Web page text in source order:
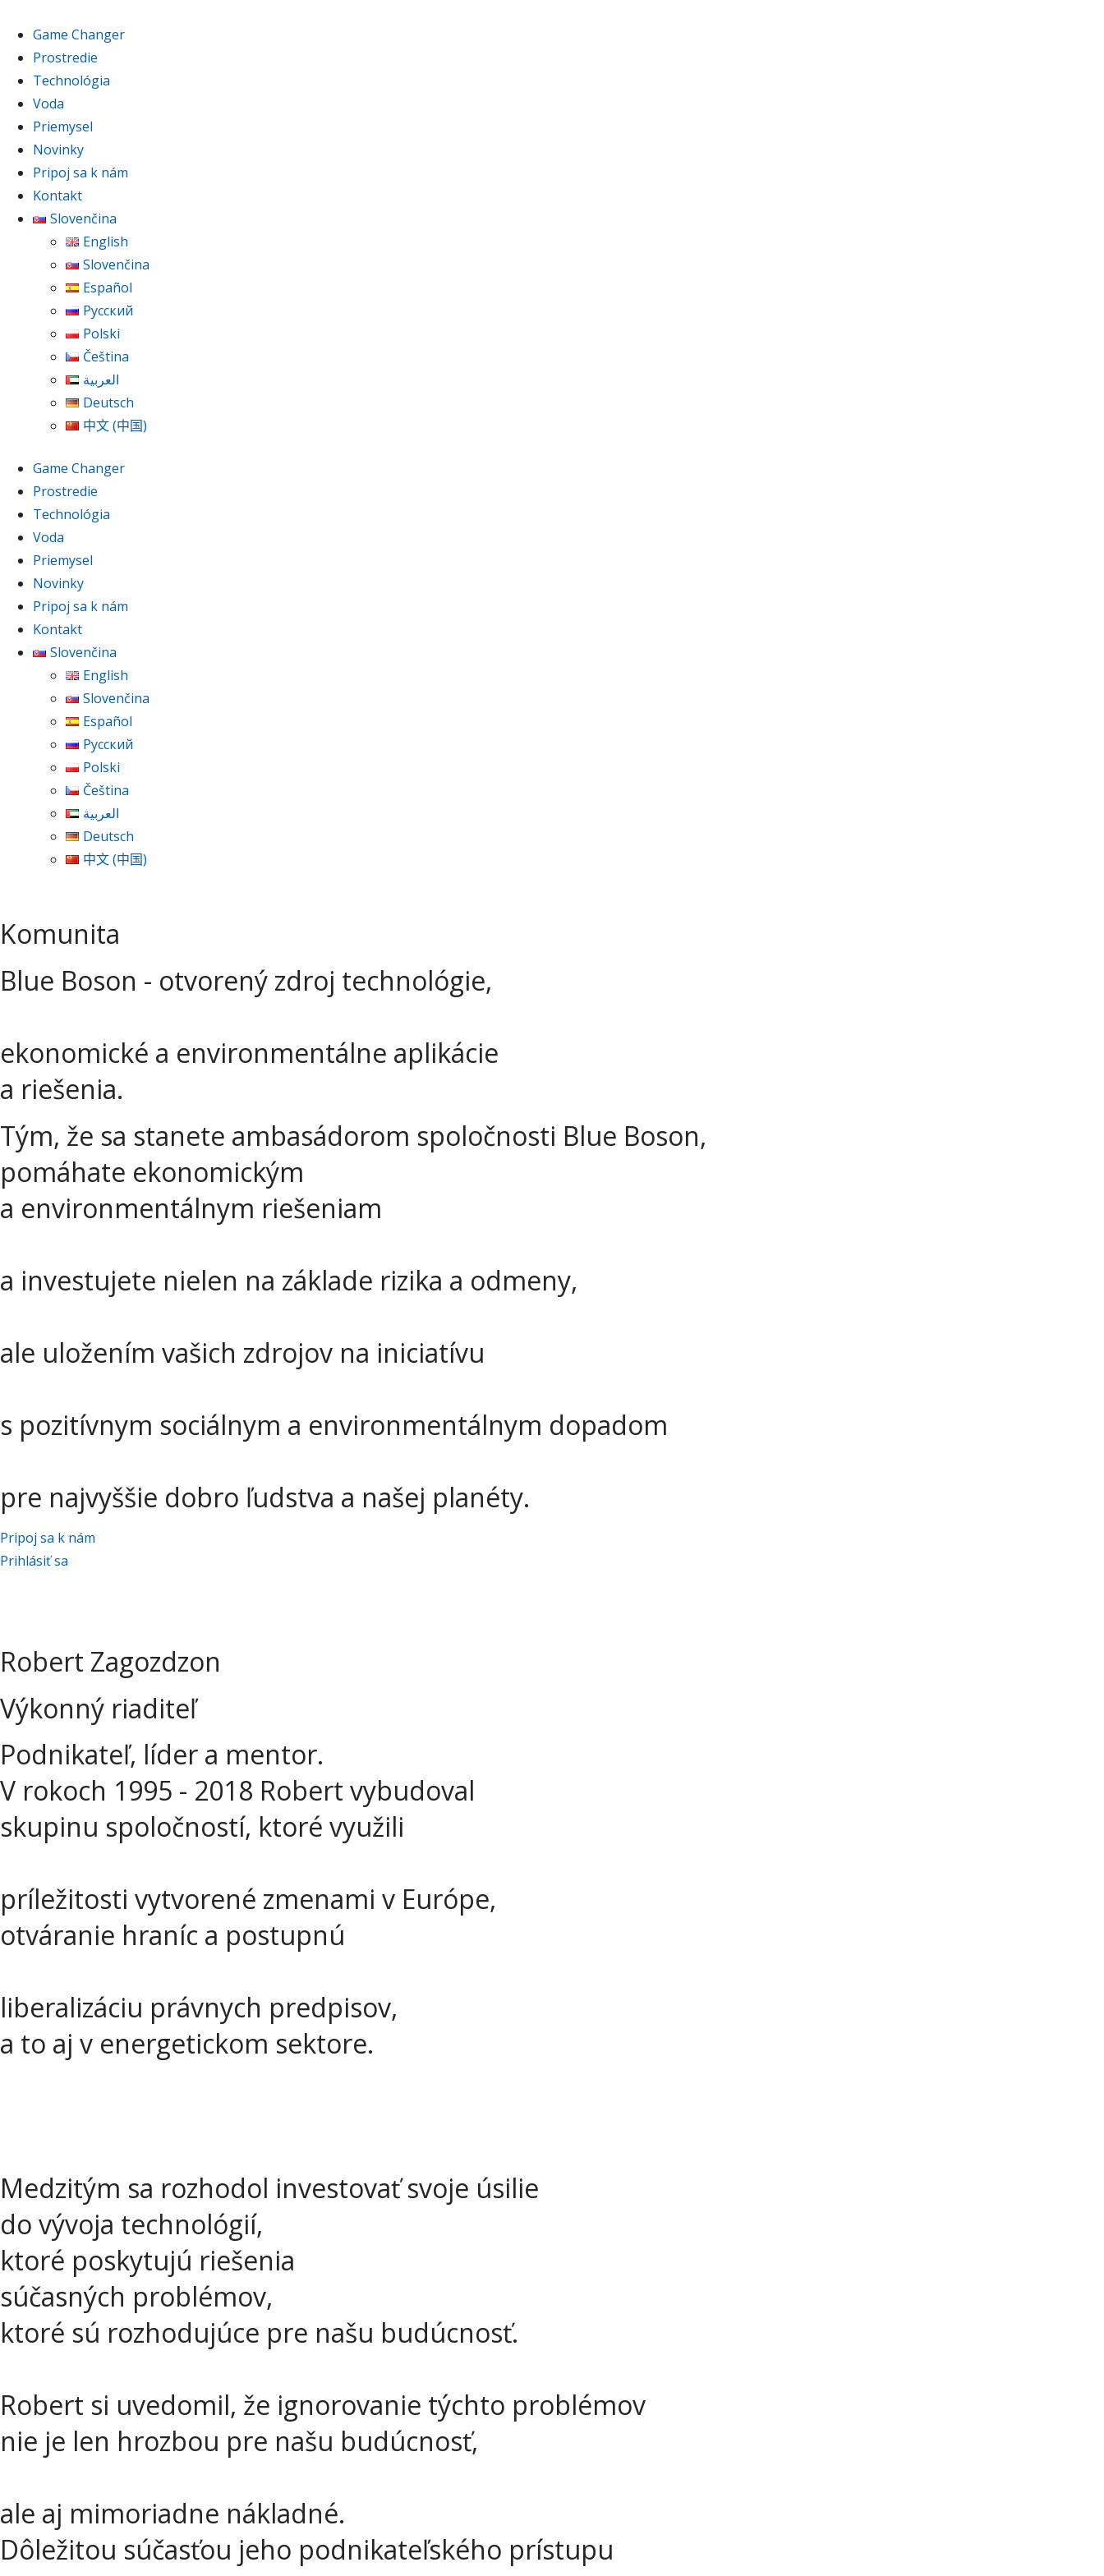
Game Changer
Prostredie
Technológia
Voda
Priemysel
Novinky
Pripoj sa k nám
Kontakt
Slovenčina
English
Slovenčina
Español
Русский
Polski
Čeština
العربية
Deutsch
中文 (中国)
Game Changer
Prostredie
Technológia
Voda
Priemysel
Novinky
Pripoj sa k nám
Kontakt
Slovenčina
English
Slovenčina
Español
Русский
Polski
Čeština
العربية
Deutsch
中文 (中国)
Komunita
Blue Boson - otvorený zdroj technológie,
ekonomické a environmentálne aplikácie
a riešenia.
Tým, že sa stanete ambasádorom spoločnosti Blue Boson,
pomáhate ekonomickým
a environmentálnym riešeniam
a investujete nielen na základe rizika a odmeny,
ale uložením vašich zdrojov na iniciatívu
s pozitívnym sociálnym a environmentálnym dopadom
pre najvyššie dobro ľudstva a našej planéty.
Pripoj sa k nám
Prihlásiť sa
Robert Zagozdzon
Výkonný riaditeľ
Podnikateľ, líder a mentor.
V rokoch 1995 - 2018 Robert vybudoval
skupinu spoločností, ktoré využili
príležitosti vytvorené zmenami v Európe,
otváranie hraníc a postupnú
liberalizáciu právnych predpisov,
a to aj v energetickom sektore.
Medzitým sa rozhodol investovať svoje úsilie
do vývoja technológií,
ktoré poskytujú riešenia
súčasných problémov,
ktoré sú rozhodujúce pre našu budúcnosť.
Robert si uvedomil, že ignorovanie týchto problémov
nie je len hrozbou pre našu budúcnosť,
ale aj mimoriadne nákladné.
Dôležitou súčasťou jeho podnikateľského prístupu